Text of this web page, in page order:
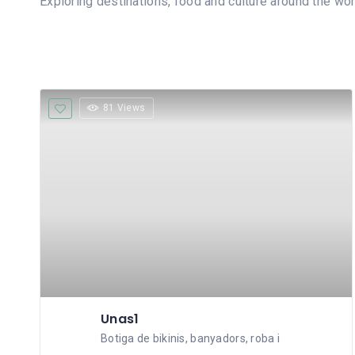
81 Views
Unas1
Botiga de bikinis, banyadors, roba i